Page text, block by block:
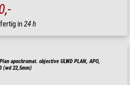
in24 h
apochromat. objective ULWD PLAN, APO,
(wd 22,5mm)